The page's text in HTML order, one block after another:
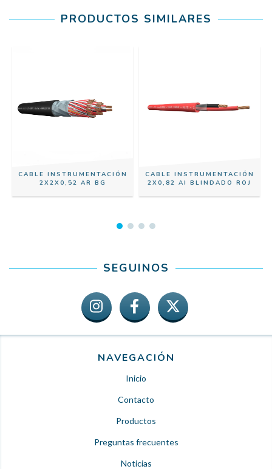
PRODUCTOS SIMILARES
CABLE INSTRUMENTACIÓN
2X2X0,52 AR BG
CABLE INSTRUMENTACIÓN
2X0,82 AI BLINDADO ROJ
SEGUINOS
NAVEGACIÓN
Inicio
Contacto
Productos
Preguntas frecuentes
Noticias